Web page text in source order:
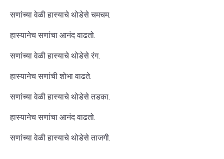
सणांच्या वेळी हास्याचे थोडेसे चमचम.
हास्यानेच सणांचा आनंद वाढतो.
सणांच्या वेळी हास्याचे थोडेसे रंग.
हास्यानेच सणांची शोभा वाढते.
सणांच्या वेळी हास्याचे थोडेसे तडका.
हास्यानेच सणांचा आनंद वाढतो.
सणांच्या वेळी हास्याचे थोडेसे ताजगी.